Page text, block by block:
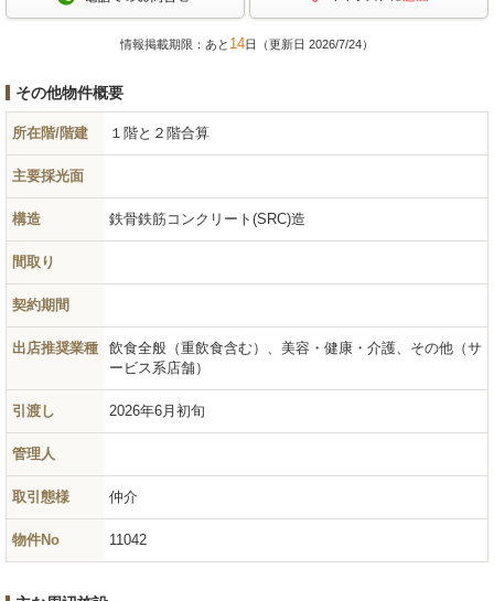
情報掲載期限：あと 14日（更新日 2026/7/24）
その他物件概要
所在階/階建 １階と２階合算
主要採光面
構造 鉄骨鉄筋コンクリート(SRC)造
間取り
契約期間
出店推奨業種
飲食全般（重飲食含む）、美容・健康・介護、その他（サ
ービス系店舗）
引渡し 2026年6月初旬
管理人
取引態様 仲介
物件No 11042